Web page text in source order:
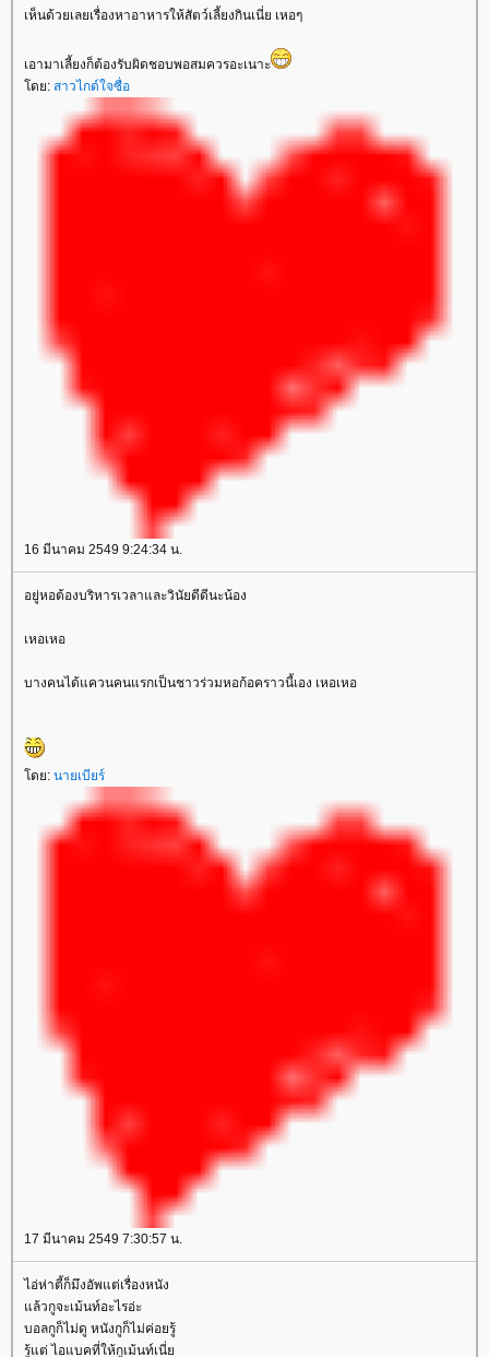
เห็นด้วยเลยเรื่องหาอาหารให้สัตว์เลี้ยงกินเนี่ย เหอๆ
เอามาเลี้ยงก็ต้องรับผิดชอบพอสมควรอะเนาะ
ดย: สาวไกด์ใจซื่อ
16 มีนาคม 2549 9:24:34 น.
อยู่หอต้องบริหารเวลาและวินัยดีดีนะน้อง
เหอเหอ
บางคนได้แควนคนแรกเป็นชาวร่วมหอก้อคราวนี้เอง เหอเหอ
ดย: นายเบียร์
17 มีนาคม 2549 7:30:57 น.
ไอ่ห่าตี้ก็มึงอัพแต่เรื่องหนัง
ล้วกูจะเม้นท์อะไรอ่ะ
บอลกูก็ไม่ดู หนังกูก็ไม่ค่อยรู้
รู้แต่ ไอแบคที่ให้กูเม้นท์เนี่